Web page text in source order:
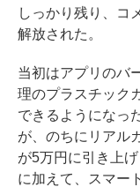
しっかり残り、コ
解放された。
当初はアプリのバ
理のプラスチック
できるようになっ
が、のちにリアル
が5万円に引き上
に加えて、スマー